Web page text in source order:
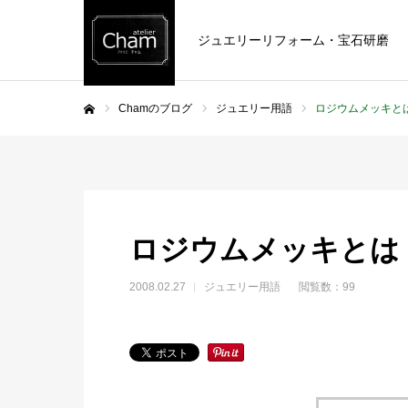
ジュエリーリフォーム・宝石研磨
Chamのブログ ジュエリー用語 ロジウムメッキと
ロジウムメッキとは
2008.02.27 ジュエリー用語 閲覧数：99